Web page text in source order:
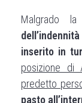
Malgrado la
inserito in
posizione di
predetto
pasto